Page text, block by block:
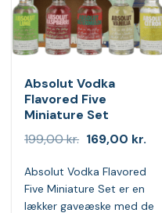
Absolut Vodka
Flavored Five
Miniature Set
199,00kr. Den
pris
var:
199,00 kr..
169,00 kr.Den
pris
er:
Absolut Vodka Flavored
Five Miniature Set er en
lækker gaveæske med de